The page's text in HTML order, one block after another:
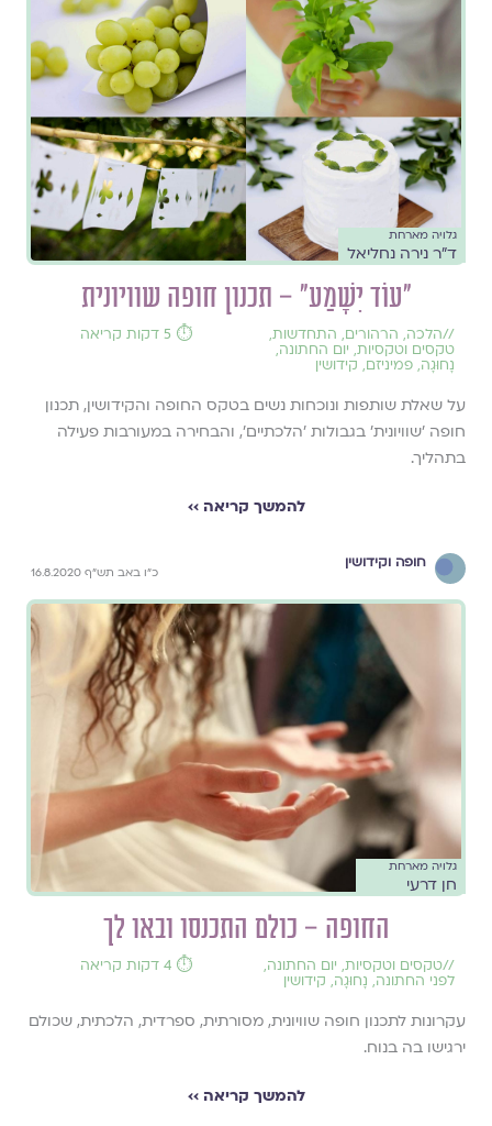
גלויה מארחת
ד"ר נירה נחליאל
"עוֹד יִשָּׁמַע" – תכנון חופה שוויונית
//הלכה, הרהורים, התחדשות,
טקסים וטקסיות, יום החתונה,
נָחוּגָה, פמיניזם, קידושין
⏱️ 5 דקות קריאה
על שאלת שותפות ונוכחות נשים בטקס החופה והקידושין, תכנון
חופה 'שוויונית' בגבולות 'הלכתיים', והבחירה במעורבות פעילה
בתהליך.
להמשך קריאה ››
חופה וקידושין
כ"ו באב תש"ף 16.8.2020
גלויה מארחת
חן דרעי
החופה – כולם התכנסו ובאו לך
//טקסים וטקסיות, יום החתונה,
לפני החתונה, נָחוּגָה, קידושין
⏱️ 4 דקות קריאה
עקרונות לתכנון חופה שוויונית, מסורתית, ספרדית, הלכתית, שכולם
ירגישו בה בנוח.
להמשך קריאה ››